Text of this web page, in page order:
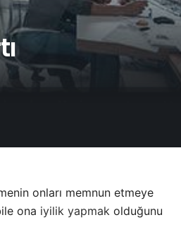
onları memnun etmeye
ona iyilik yapmak olduğunu